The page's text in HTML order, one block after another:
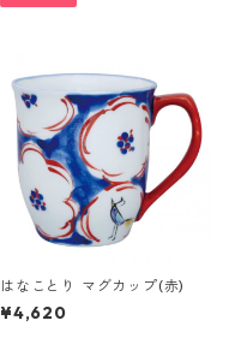
はなことり マグカップ(赤)
¥4,620